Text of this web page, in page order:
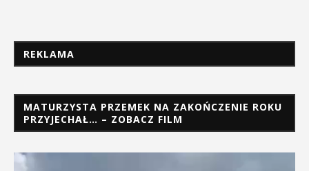
REKLAMA
MATURZYSTA PRZEMEK NA ZAKOŃCZENIE ROKU
PRZYJECHAŁ… – ZOBACZ FILM
Odtwarzacz